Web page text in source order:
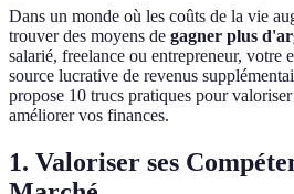
Dans un monde où les coûts de la vie
trouver des moyens de gagner plus
salarié, freelance ou entrepreneur, votre
source lucrative de revenus
propose 10 trucs pratiques pour
améliorer vos finances.
1. Valoriser ses